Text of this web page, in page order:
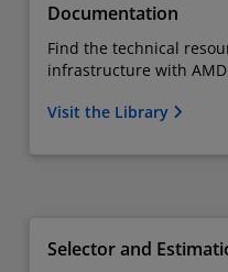
Documentation
Find the technical
infrastructure with AMD
Visit the Library
Selector and